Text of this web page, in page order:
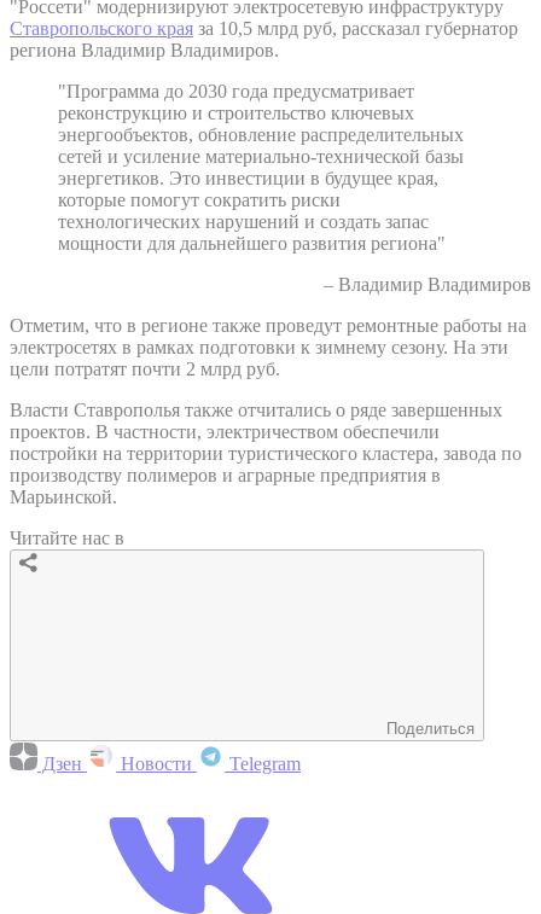
"Россети" модернизируют электросетевую инфраструктуру
Ставропольского края за 10,5 млрд руб, рассказал губернатор
региона Владимир Владимиров.
"Программа до 2030 года предусматривает
реконструкцию и строительство ключевых
энергообъектов, обновление распределительных
сетей и усиление материально-технической базы
энергетиков. Это инвестиции в будущее края,
которые помогут сократить риски
технологических нарушений и создать запас
мощности для дальнейшего развития региона"
– Владимир Владимиров
Отметим, что в регионе также проведут ремонтные работы на
электросетях в рамках подготовки к зимнему сезону. На эти
цели потратят почти 2 млрд руб.
Власти Ставрополья также отчитались о ряде завершенных
проектов. В частности, электричеством обеспечили
постройки на территории туристического кластера, завода по
производству полимеров и аграрные предприятия в
Марьинской.
Читайте нас в
Поделиться
Дзен Новости Telegram